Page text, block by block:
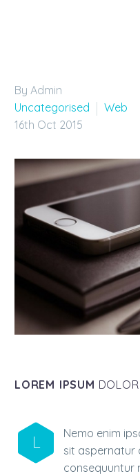
By Admin
Uncategorised
Web
16th Oct 2015
LOREM IPSUM
L
Nemo enim
sit aspernatur
consequuntur